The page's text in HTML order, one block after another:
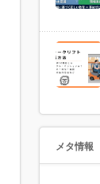
メタ情報